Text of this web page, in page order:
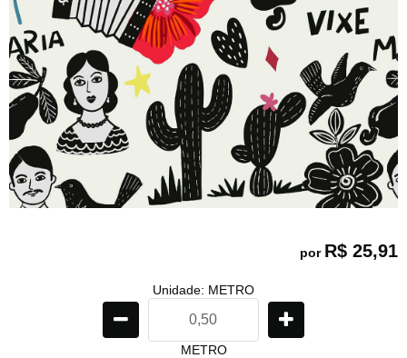
por R$ 25,91
Unidade: METRO
METRO